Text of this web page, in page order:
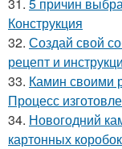
Конструкция
32. Создай свой
рецепт и
33. Камин своими
Процесс
34. Новогодний
картонных коробок